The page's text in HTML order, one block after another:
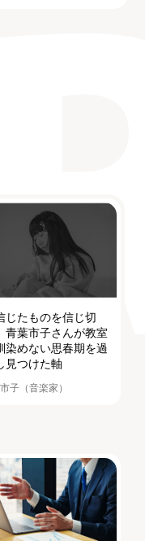
じたものを信じ切
青葉市子さんが教室
染めない思春期を過
見つけた軸
子（音楽家）